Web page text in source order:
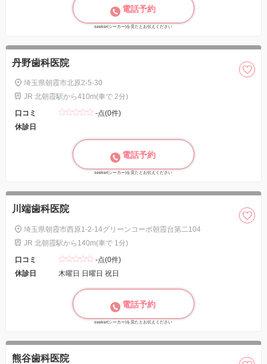
電話予約
seeker(シーカー)を見たとお伝えください
丹野歯科医院
埼玉県朝霞市北原2-5-30
JR 北朝霞駅から410m(車で 2分)
口コミ
-点(0件)
休診日
電話予約
seeker(シーカー)を見たとお伝えください
川端歯科医院
埼玉県朝霞市西原1-2-14グリーンコーポ朝霞台第二104
JR 北朝霞駅から140m(車で 1分)
口コミ
-点(0件)
休診日
木曜日 日曜日 祝日
電話予約
seeker(シーカー)を見たとお伝えください
熊谷歯科医院